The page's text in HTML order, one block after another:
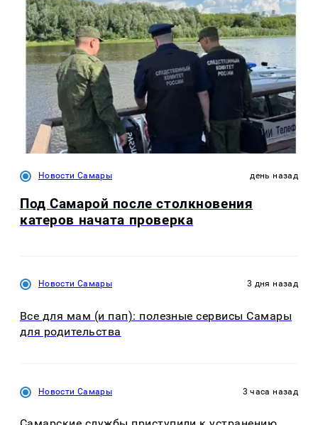
Новости Самары день назад
Под Самарой после столкновения
катеров начата проверка
Новости Самары 3 дня назад
Все для мам (и пап): полезные сервисы Самары
для родительства
Новости Самары 3 часа назад